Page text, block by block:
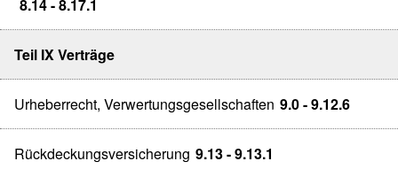
8.14 - 8.17.1
Teil IX Verträge
Urheberrecht, Verwertungsgesellschaften 9.0 - 9.12.6
Rückdeckungsversicherung 9.13 - 9.13.1